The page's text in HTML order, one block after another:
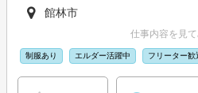
館林市
仕事内容を見
制服あり エルダー活躍中 フリーター歓